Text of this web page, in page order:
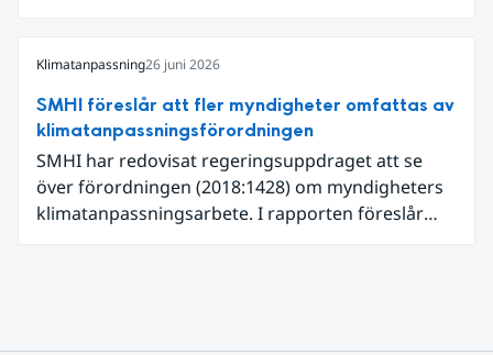
Klimatanpassning26 juni 2026
SMHI föreslår att fler myndigheter omfattas av
klimatanpassningsförordningen
SMHI har redovisat regeringsuppdraget att se
över förordningen (2018:1428) om myndigheters
klimatanpassningsarbete. I rapporten föreslår